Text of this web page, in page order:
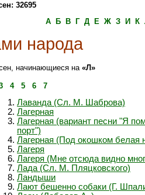
32695
А
Б В Г Д Е Ж З И К
народа
начинающиеся на «Л»
4 5 6 7
Лаванда (Сл. М. Шаброва)
Лагерная
Лагерная (вариант песни "Я
порт")
Лагерная (Под окошком белая
Лагеря
Лагеря (Мне отсюда видно
Лада (Сл. М. Пляцковского)
Ландыши
Лают бешенно собаки (Г.